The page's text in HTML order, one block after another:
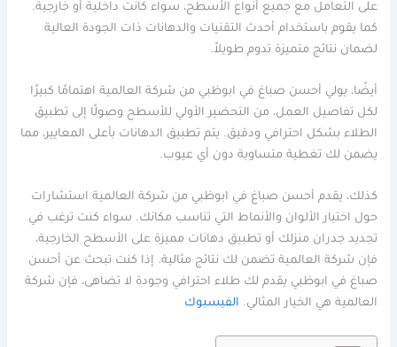
على التعامل مع جميع أنواع الأسطح، سواء كانت داخلية أو خارجية.
كما يقوم باستخدام أحدث التقنيات والدهانات ذات الجودة العالية
لضمان نتائج متميزة تدوم طويلاً.
أيضًا، يولي أحسن صباغ في ابوظبي من شركة العالمية اهتمامًا كبيرًا
لكل تفاصيل العمل، من التحضير الأولي للأسطح وصولًا إلى تطبيق
الطلاء بشكل احترافي ودقيق. يتم تطبيق الدهانات بأعلى المعايير، مما
يضمن لك تغطية متساوية دون أي عيوب.
كذلك، يقدم أحسن صباغ في ابوظبي من شركة العالمية استشارات
حول اختيار الألوان والأنماط التي تناسب مكانك. سواء كنت ترغب في
تجديد جدران منزلك أو تطبيق دهانات مميزة على الأسطح الخارجية،
فإن شركة العالمية تضمن لك نتائج مثالية. إذا كنت تبحث عن أحسن
صباغ في ابوظبي يقدم لك طلاء احترافي وجودة لا تضاهى، فإن شركة
العالمية هي الخيار المثالي. الفيسبوك